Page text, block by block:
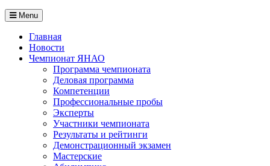
Menu
Главная
Новости
Чемпионат ЯНАО
Программа чемпионата
Деловая программа
Компетенции
Профессиональные пробы
Эксперты
Участники чемпионата
Результаты и рейтинги
Демонстрационный экзамен
Мастерские